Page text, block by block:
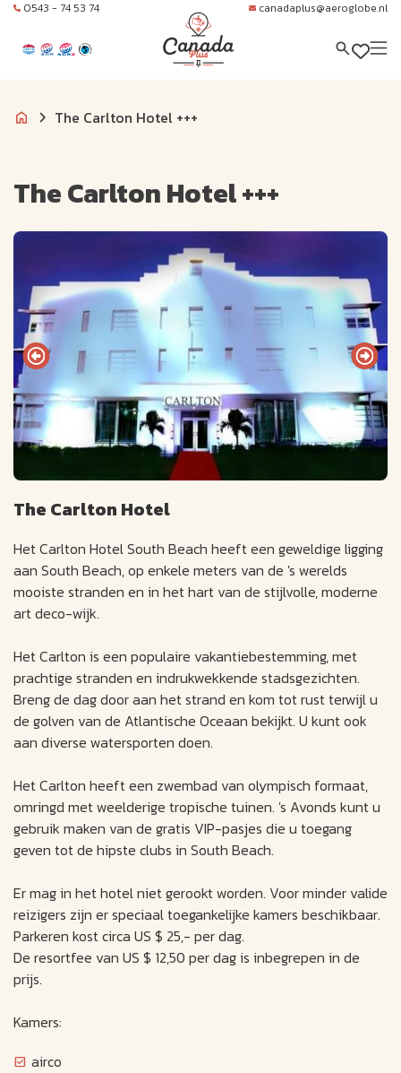
0543 - 74 53 74 canadaplus@aeroglobe.nl
The Carlton Hotel +++
The Carlton Hotel +++
The Carlton Hotel
Het Carlton Hotel South Beach heeft een geweldige ligging
aan South Beach, op enkele meters van de 's werelds
mooiste stranden en in het hart van de stijlvolle, moderne
art deco-wijk.
Het Carlton is een populaire vakantiebestemming, met
prachtige stranden en indrukwekkende stadsgezichten.
Breng de dag door aan het strand en kom tot rust terwijl u
de golven van de Atlantische Oceaan bekijkt. U kunt ook
aan diverse watersporten doen.
Het Carlton heeft een zwembad van olympisch formaat,
omringd met weelderige tropische tuinen. 's Avonds kunt u
gebruik maken van de gratis VIP-pasjes die u toegang
geven tot de hipste clubs in South Beach.
Er mag in het hotel niet gerookt worden. Voor minder valide
reizigers zijn er speciaal toegankelijke kamers beschikbaar.
Parkeren kost circa US $ 25,- per dag.
De resortfee van US $ 12,50 per dag is inbegrepen in de
prijs.
Kamers:
airco